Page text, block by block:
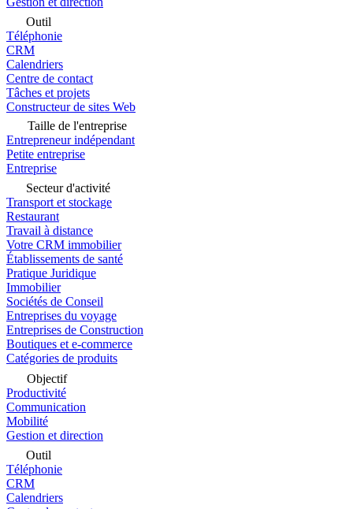
Outil
Téléphonie
CRM
Calendriers
Centre de contact
Tâches et projets
Constructeur de sites Web
Taille de l'entreprise
Entrepreneur indépendant
Petite entreprise
Entreprise
Secteur d'activité
Transport et stockage
Restaurant
Travail à distance
Votre CRM immobilier
Établissements de santé
Pratique Juridique
Immobilier
Sociétés de Conseil
Entreprises du voyage
Entreprises de Construction
Boutiques et e-commerce
Catégories de produits
Objectif
Productivité
Communication
Mobilité
Gestion et direction
Outil
Téléphonie
CRM
Calendriers